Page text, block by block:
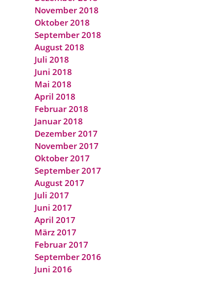
November 2018
Oktober 2018
September 2018
August 2018
Juli 2018
Juni 2018
Mai 2018
April 2018
Februar 2018
Januar 2018
Dezember 2017
November 2017
Oktober 2017
September 2017
August 2017
Juli 2017
Juni 2017
April 2017
März 2017
Februar 2017
September 2016
Juni 2016